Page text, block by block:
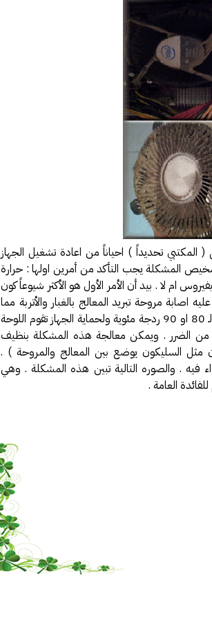
تحديداً ) احياناً من اعادة تشغيل الجهاز
المشكلة يجب التأكد من أمرين اولها : حرارة
ام لا . بيد أن الأمر الأول هو الأكثر شيوعاً كون
مروحة تبريد المعالج بالغبار والأتربة مما
يعقيق عملية تبريد المعالج لتصل حرارة الجهاز لـ 80 او 90 ردجة مئوية ولحماية الجهاز تقوم اللوحة
من الضرر . ويمكن معالجة هذه المشكلة بنظيف
مثل السليكون يوضع بين المعالج والمروحة ) .
فيه . والصوره التالية تبين هذه المشكلة . وهي
العامة .